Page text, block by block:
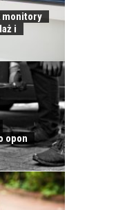
monitory
i
opon